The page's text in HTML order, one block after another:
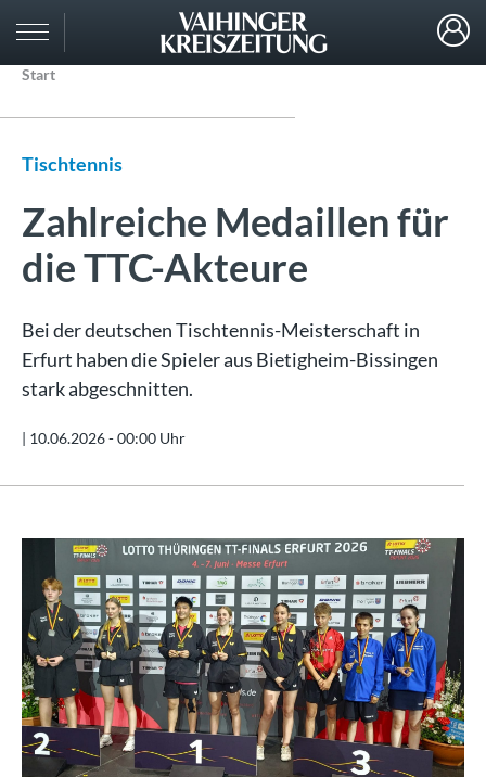
Start
Tischtennis
Zahlreiche Medaillen für
die TTC-Akteure
Bei der deutschen Tischtennis-Meisterschaft in
Erfurt haben die Spieler aus Bietigheim-Bissingen
stark abgeschnitten.
| 10.06.2026 - 00:00 Uhr